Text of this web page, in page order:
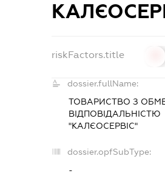
riskFactors.title
dossier.fullName:
ТОВАРИСТВО З
ВІДПОВІДАЛЬНІСТЮ
"КАЛЄОСЕРВІС"
dossier.opfSubType:
-